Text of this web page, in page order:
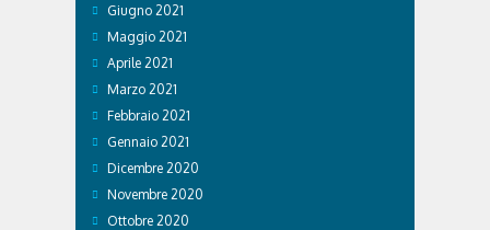
Giugno 2021
Maggio 2021
Aprile 2021
Marzo 2021
Febbraio 2021
Gennaio 2021
Dicembre 2020
Novembre 2020
Ottobre 2020